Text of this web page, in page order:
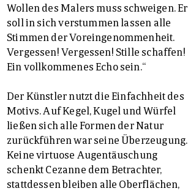
Wollen des Malers muss schweigen. Er
soll in sich verstummen lassen alle
Stimmen der Voreingenommenheit.
Vergessen! Vergessen! Stille schaffen!
Ein vollkommenes Echo sein.“
Der Künstler nutzt die Einfachheit des
Motivs. Auf Kegel, Kugel und Würfel
ließen sich alle Formen der Natur
zurückführen war seine Überzeugung.
Keine virtuose Augentäuschung
schenkt Cezanne dem Betrachter,
stattdessen bleiben alle Oberflächen,